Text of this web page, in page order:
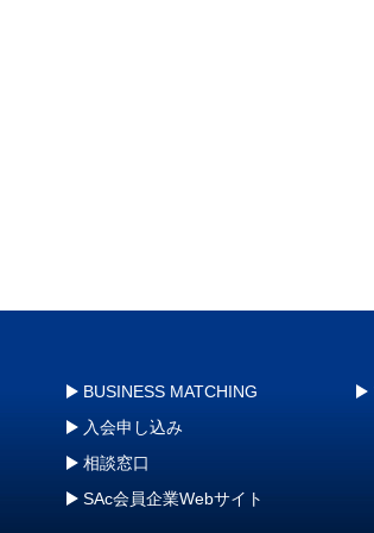
BUSINESS MATCHING
入会申し込み
相談窓口
SAc会員企業Webサイト